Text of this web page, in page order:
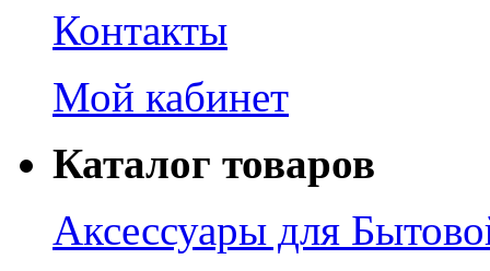
Контакты
Мой кабинет
Каталог товаров
Аксессуары для